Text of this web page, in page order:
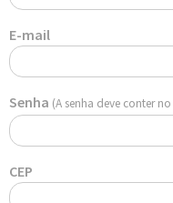
E-mail
Senha (A senha deve conter
CEP